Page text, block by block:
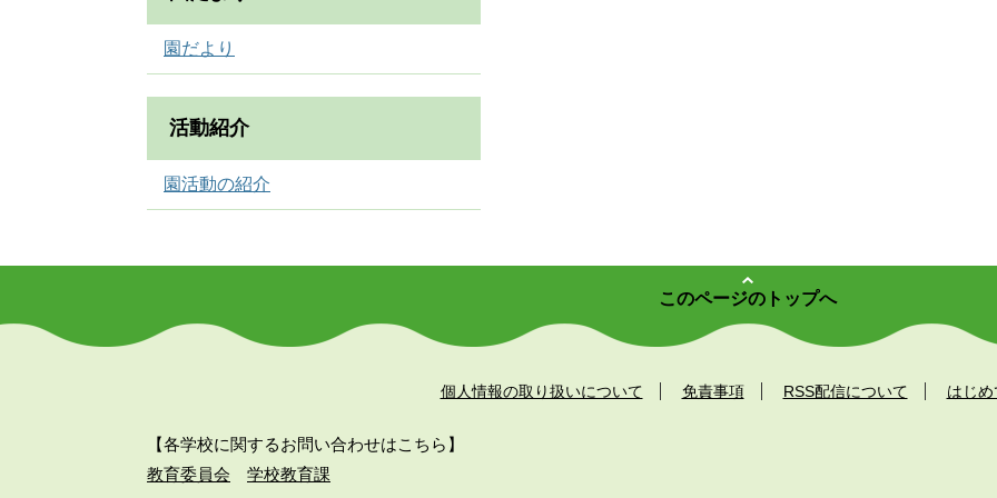
園だより
活動紹介
園活動の紹介
このページのトップへ
個人情報の取り扱いについて 免責事項 RSS配信について はじ
【各学校に関するお問い合わせはこちら】
教育委員会
学校教育課